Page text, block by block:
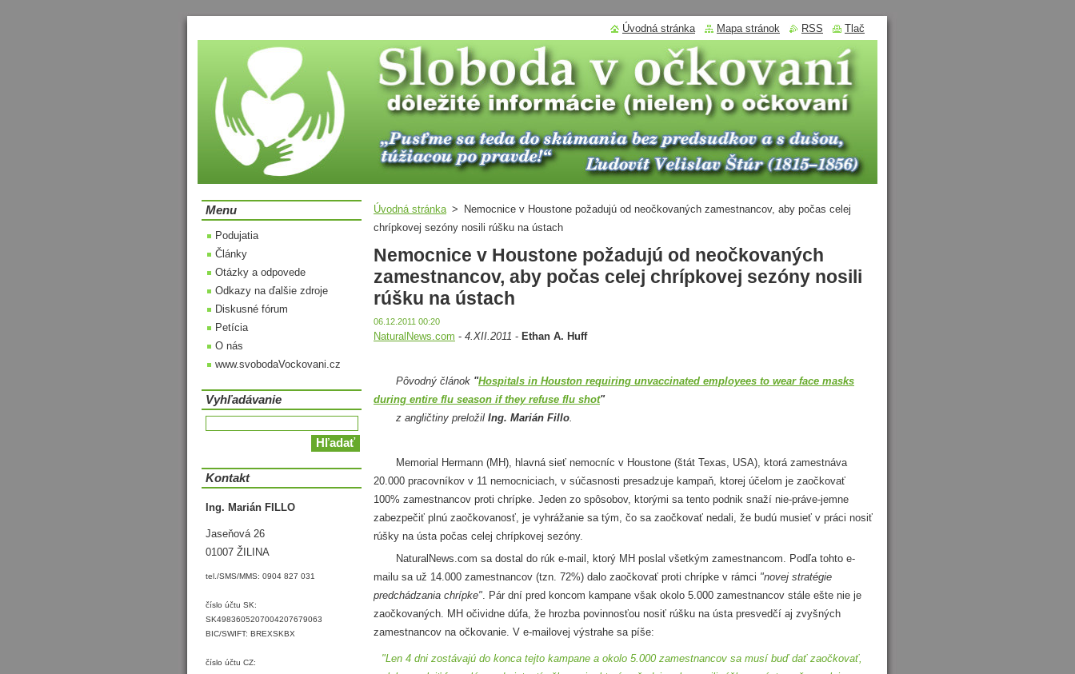
Úvodná stránka >
Nemocnice v Houstone požadujú od neočkovaných zamestnancov, aby počas celej
chrípkovej sezóny nosili rúšku na ústach
Nemocnice v Houstone požadujú od neočkovaných
zamestnancov, aby počas celej chrípkovej sezóny nosili
rúšku na ústach
06.12.2011 00:20
NaturalNews.com - 4.XII.2011 - Ethan A. Huff
Pôvodný článok "Hospitals in Houston requiring unvaccinated employees to wear face masks
during entire flu season if they refuse flu shot"
z angličtiny preložil Ing. Marián Fillo.
Memorial Hermann (MH), hlavná sieť nemocníc v Houstone (štát Texas, USA), ktorá zamestnáva
20.000 pracovníkov v 11 nemocniciach, v súčasnosti presadzuje kampaň, ktorej účelom je zaočkovať
100% zamestnancov proti chrípke. Jeden zo spôsobov, ktorými sa tento podnik snaží nie-práve-jemne
zabezpečiť plnú zaočkovanosť, je vyhrážanie sa tým, čo sa zaočkovať nedali, že budú musieť v práci nosiť
rúšky na ústa počas celej chrípkovej sezóny.
NaturalNews.com sa dostal do rúk e-mail, ktorý MH poslal všetkým zamestnancom. Podľa tohto e-
mailu sa už 14.000 zamestnancov (tzn. 72%) dalo zaočkovať proti chrípke v rámci "novej stratégie
predchádzania chrípke". Pár dní pred koncom kampane však okolo 5.000 zamestnancov stále ešte nie je
zaočkovaných. MH očividne dúfa, že hrozba povinnosťou nosiť rúšku na ústa presvedčí aj zvyšných
zamestnancov na očkovanie. V e-mailovej výstrahe sa píše:
"Len 4 dni zostávajú do konca tejto kampane a okolo 5.000 zamestnancov sa musí buď dať zaočkovať,
Menu
Podujatia
Články
Otázky a odpovede
Odkazy na ďalšie zdroje
Diskusné fórum
Petícia
O nás
www.svobodaVockovani.cz
Vyhľadávanie
Kontakt
Ing. Marián FILLO
Jaseňová 26
01007 ŽILINA
tel./SMS/MMS: 0904 827 031
číslo účtu SK:
SK4983605207004207679063
BIC/SWIFT: BREXSKBX
číslo účtu CZ:
Úvodná stránka Mapa stránok RSS Tlač